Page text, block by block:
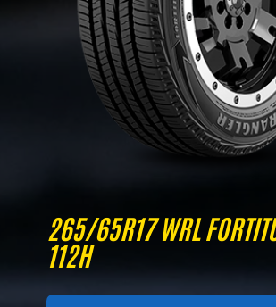
265/65R17 WRL
112H